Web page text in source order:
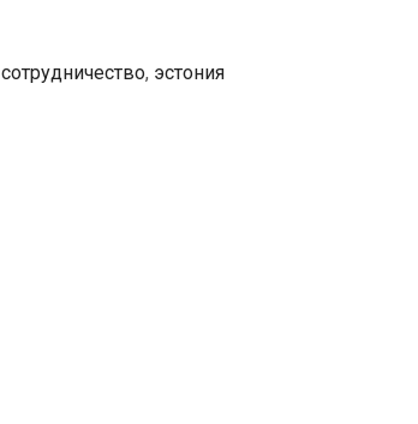
сотрудничество, эстония